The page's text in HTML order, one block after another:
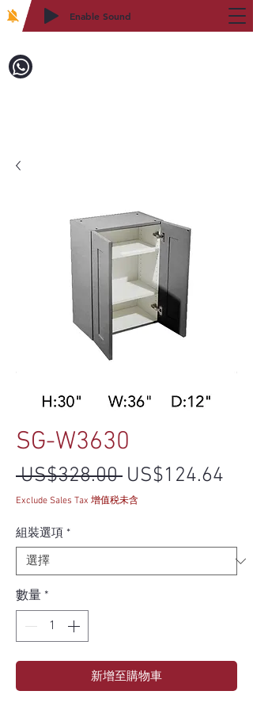
Enable Sound
SG-W3630
US$328.00 一般價格
US$124.64
Exclude Sales Tax 增值税未含
組裝選項 *
數量 *
新增至購物車